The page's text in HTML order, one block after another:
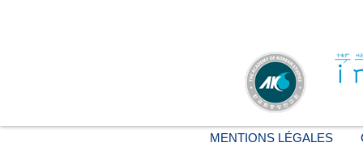
MENTIONS LÉGALES